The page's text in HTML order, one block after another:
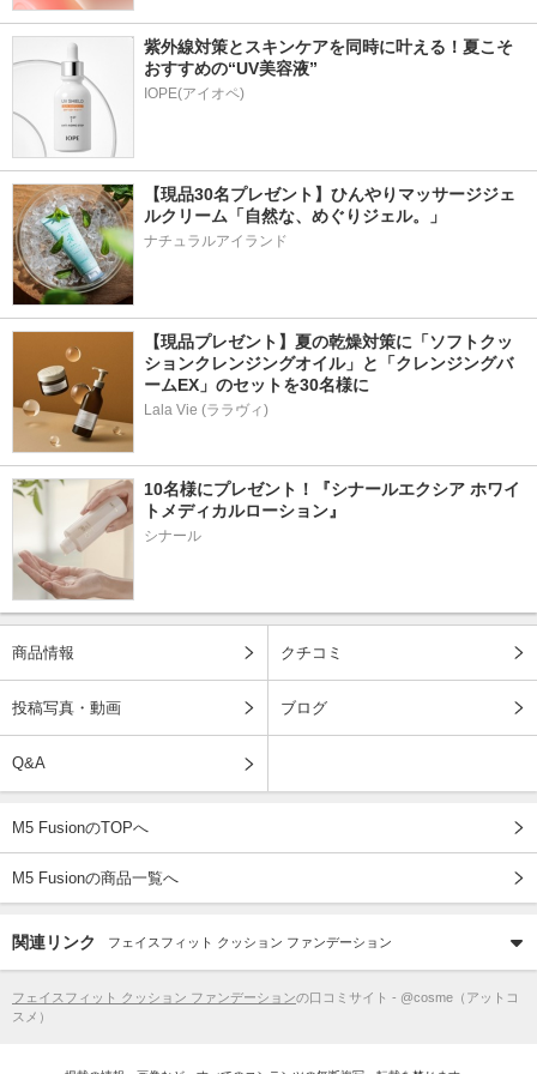
紫外線対策とスキンケアを同時に叶える！夏こそ
おすすめの“UV美容液”
IOPE(アイオペ)
【現品30名プレゼント】ひんやりマッサージジェ
ルクリーム「自然な、めぐりジェル。」
ナチュラルアイランド
【現品プレゼント】夏の乾燥対策に「ソフトクッ
ションクレンジングオイル」と「クレンジングバ
ームEX」のセットを30名様に
Lala Vie (ララヴィ)
10名様にプレゼント！『シナールエクシア ホワイ
トメディカルローション』
シナール
商品情報 クチコミ
投稿写真・動画 ブログ
Q&A
M5 FusionのTOPへ
M5 Fusionの商品一覧へ
関連リンク フェイスフィット クッション ファンデーション
フェイスフィット クッション ファンデーションの口コミサイト - @cosme（アットコ
スメ）